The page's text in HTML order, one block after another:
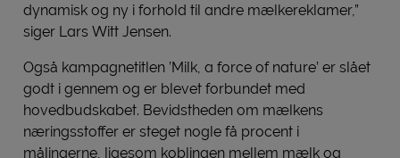
dynamisk og ny i forhold til andre mælkereklamer,”
siger Lars Witt Jensen.
Også kampagnetitlen ’Milk, a force of nature’ er slået
godt i gennem og er blevet forbundet med
hovedbudskabet. Bevidstheden om mælkens
næringsstoffer er steget nogle få procent i
målingerne, ligesom koblingen mellem mælk og